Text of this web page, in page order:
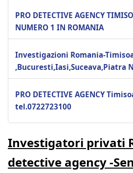
PRO DETECTIVE AGENCY
NUMERO 1 IN ROMANIA
Investigazioni Romania-
,Bucuresti,Iasi,Suceava,Piatra
PRO DETECTIVE AGENCY
tel.0722723100
Investigatori privati
detective agency -